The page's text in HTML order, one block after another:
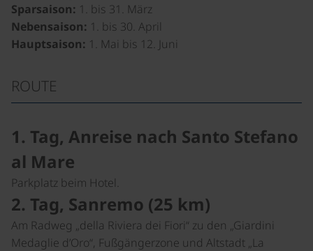
Sparsaison: 1. bis 31. März
Nebensaison: 1. bis 30. April
Hauptsaison: 1. Mai bis 12. Juni
ROUTE
1. Tag, Anreise nach Santo Stefano
al Mare
Parkplatz beim Hotel.
2. Tag, Sanremo (25 km)
Am Radweg „della Riviera dei Fiori“ zu den „Giardini
Medaglie d’Oro“, Fußgängerzone und Altstadt „La